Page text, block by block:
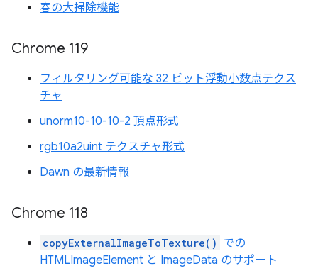
春の大掃除機能
Chrome 119
フィルタリング可能な 32 ビット浮動小数点テクス
チャ
unorm10-10-10-2 頂点形式
rgb10a2uint テクスチャ形式
Dawn の最新情報
Chrome 118
copyExternalImageToTexture() での
HTMLImageElement と ImageData のサポート